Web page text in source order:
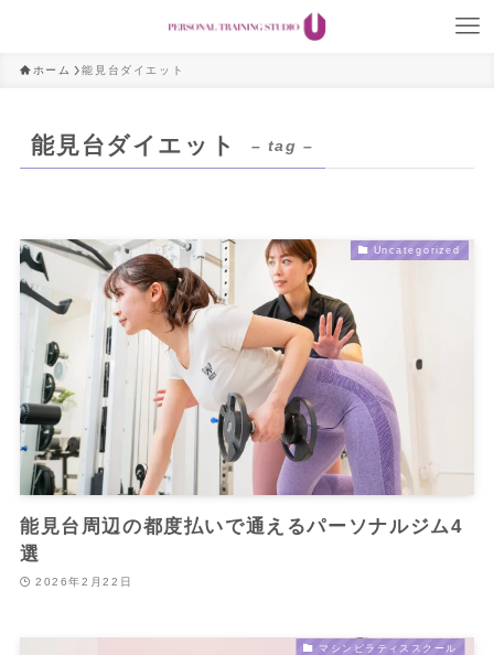
ホーム 能見台ダイエット
能見台ダイエット – tag –
Uncategorized
能見台周辺の都度払いで通えるパーソナルジム4
選
2026年2月22日
マシンピラティススクール